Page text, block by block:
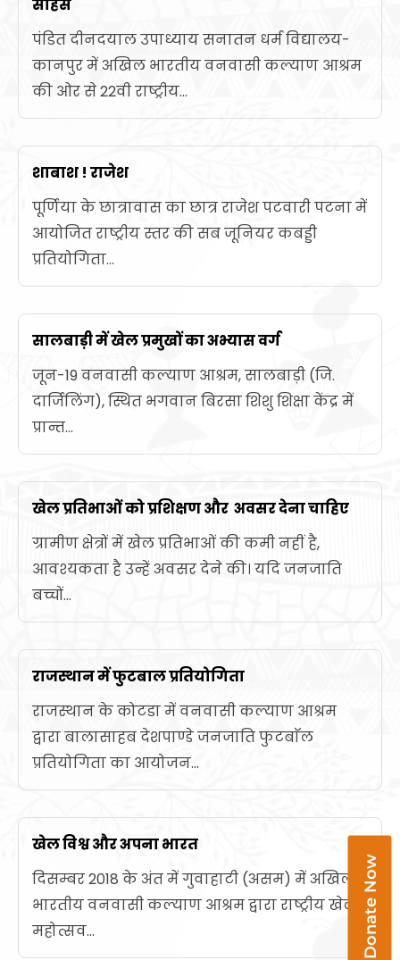
साहस
पंडित दीनदयाल उपाध्याय सनातन धर्म विद्यालय-
कानपुर में अखिल भारतीय वनवासी कल्याण आश्रम
की ओर से 22वी राष्ट्रीय...
शाबाश ! राजेश
पूर्णिया के छात्रावास का छात्र राजेश पटवारी पटना में
आयोजित राष्ट्रीय स्तर की सब जूनियर कबड्डी
प्रतियोगिता...
सालबाड़ी में खेल प्रमुखों का अभ्यास वर्ग
जून-19 वनवासी कल्याण आश्रम, सालबाड़ी (जि.
दार्जिलिंग), स्थित भगवान बिरसा शिशु शिक्षा केंद्र में
प्रान्त...
खेल प्रतिभाओं को प्रशिक्षण और अवसर देना चाहिए
ग्रामीण क्षेत्रों में खेल प्रतिभाओं की कमी नहीं है,
आवश्यकता है उन्हें अवसर देने की। यदि जनजाति
बच्चों...
राजस्थान में फुटबाल प्रतियोगिता
राजस्थान के कोटडा में वनवासी कल्याण आश्रम
द्वारा बालासाहब देशपाण्डे जनजाति फुटबाॅल
प्रतियोगिता का आयोजन...
खेल विश्व और अपना भारत
दिसम्बर 2018 के अंत में गुवाहाटी (असम) में अखिल
भारतीय वनवासी कल्याण आश्रम द्वारा राष्ट्रीय खेल
महोत्सव...
Donate Now